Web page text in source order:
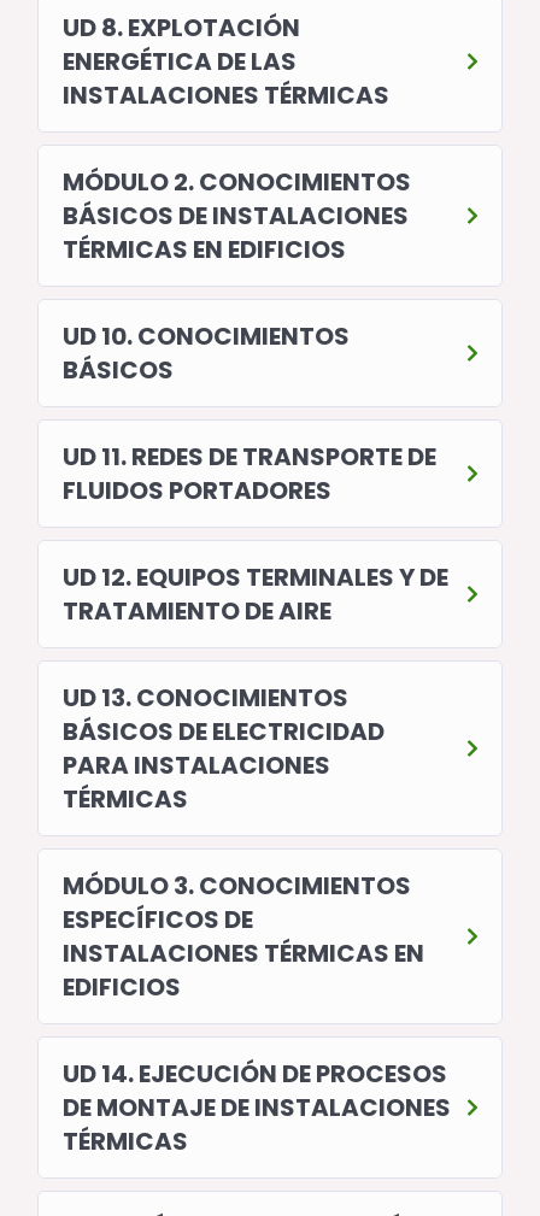
UD 8. EXPLOTACIÓN
ENERGÉTICA DE LAS
INSTALACIONES TÉRMICAS
MÓDULO 2. CONOCIMIENTOS
BÁSICOS DE INSTALACIONES
TÉRMICAS EN EDIFICIOS
UD 10. CONOCIMIENTOS
BÁSICOS
UD 11. REDES DE TRANSPORTE DE
FLUIDOS PORTADORES
UD 12. EQUIPOS TERMINALES Y DE
TRATAMIENTO DE AIRE
UD 13. CONOCIMIENTOS
BÁSICOS DE ELECTRICIDAD
PARA INSTALACIONES
TÉRMICAS
MÓDULO 3. CONOCIMIENTOS
ESPECÍFICOS DE
INSTALACIONES TÉRMICAS EN
EDIFICIOS
UD 14. EJECUCIÓN DE PROCESOS
DE MONTAJE DE INSTALACIONES
TÉRMICAS